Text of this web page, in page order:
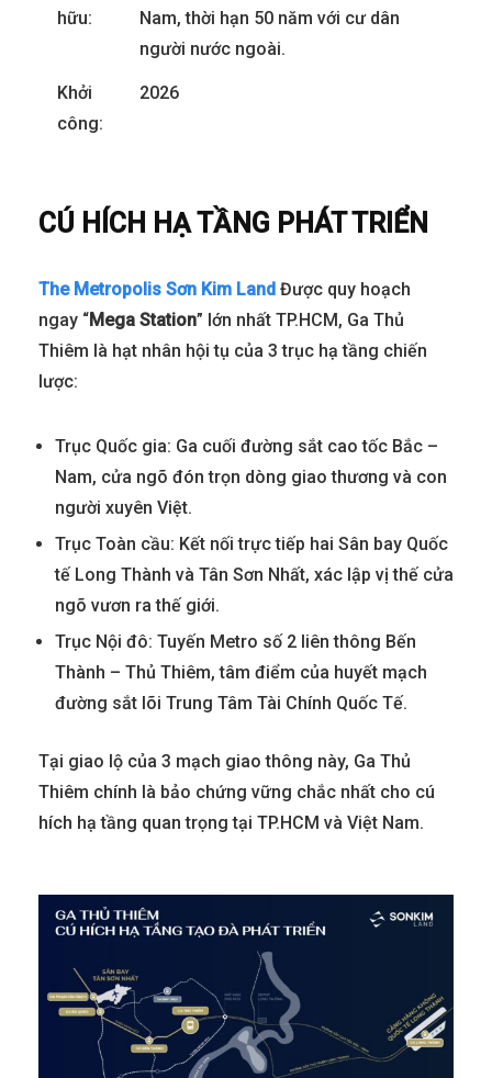
hữu:
Nam, thời hạn 50 năm với cư dân
người nước ngoài.
Khởi
công:
2026
CÚ HÍCH HẠ TẦNG PHÁT TRIỂN
The Metropolis Sơn Kim Land Được quy hoạch
ngay “Mega Station” lớn nhất TP.HCM, Ga Thủ
Thiêm là hạt nhân hội tụ của 3 trục hạ tầng chiến
lược:
Trục Quốc gia: Ga cuối đường sắt cao tốc Bắc –
Nam, cửa ngõ đón trọn dòng giao thương và con
người xuyên Việt.
Trục Toàn cầu: Kết nối trực tiếp hai Sân bay Quốc
tế Long Thành và Tân Sơn Nhất, xác lập vị thế cửa
ngõ vươn ra thế giới.
Trục Nội đô: Tuyến Metro số 2 liên thông Bến
Thành – Thủ Thiêm, tâm điểm của huyết mạch
đường sắt lõi Trung Tâm Tài Chính Quốc Tế.
​Tại giao lộ của 3 mạch giao thông này, Ga Thủ
Thiêm chính là bảo chứng vững chắc nhất cho cú
hích hạ tầng quan trọng tại TP.HCM và Việt Nam.